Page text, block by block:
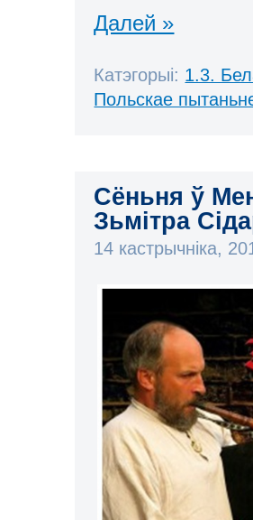
Далей »
Катэгорыі: 1.3.
Польскае
Сёньня ў
Зьмітра
14 кастрычніка,